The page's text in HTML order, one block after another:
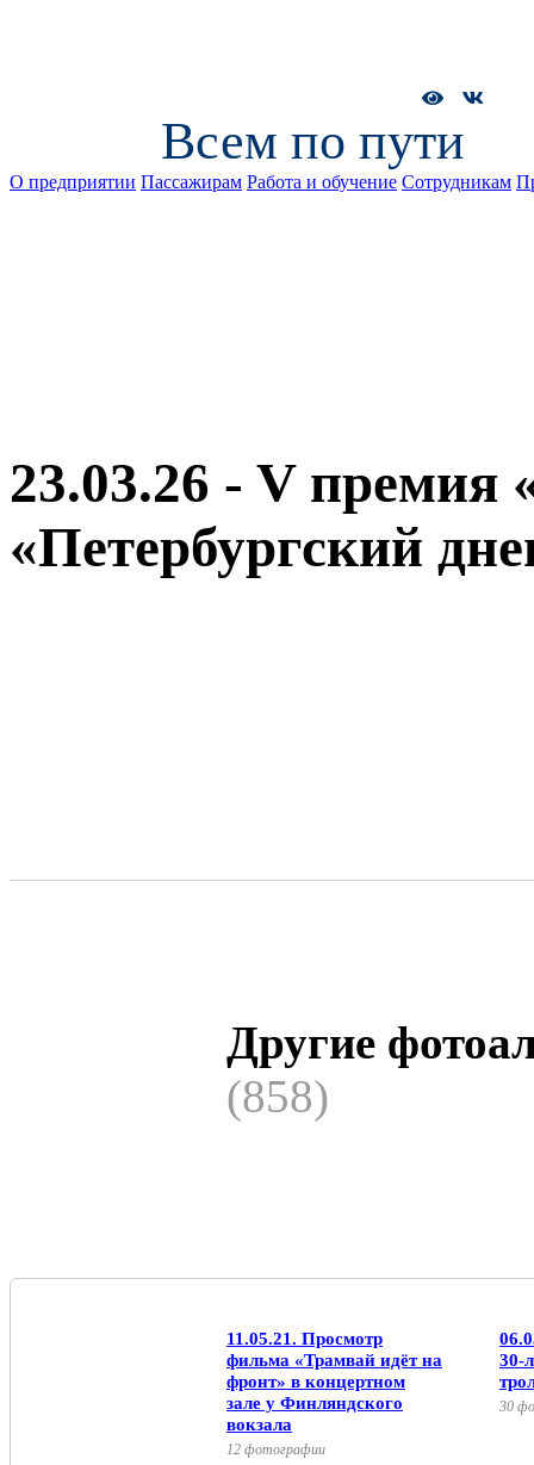
Всем по пути
О предприятии Пассажирам Работа и обучение Сотрудникам
23.03.26 - V премия
«Петербургский
Другие
(858)
11.05.21. Просмотр
фильма «Трамвай идёт на
фронт» в концертном
зале у Финляндского
вокзала
12 фотографии
30-
30